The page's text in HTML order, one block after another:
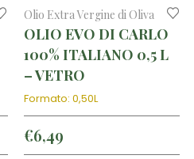
Olio Extra Vergine di Oliva
OLIO EVO DI CARLO
100% ITALIANO 0,5 L
– VETRO
Formato: 0,50L
€6,49